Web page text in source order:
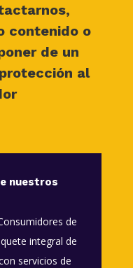
contenido o
de un
al
nuestros
de
integral de
servicios de